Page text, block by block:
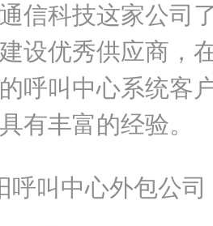
信科技这家公司
设优秀供应商，
呼叫中心系统客
有丰富的经验。